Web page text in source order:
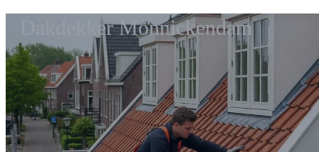
Dakdekker Monnickendam